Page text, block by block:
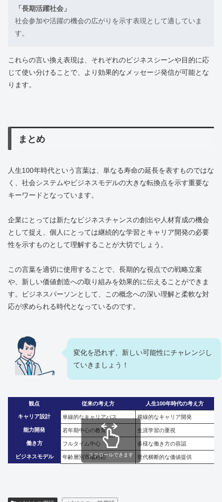
「長期活躍社会」
社会参加や活躍の機会の広がりを示す表現として適していま
す。
これらの言い換え表現は、それぞれのビジネスシーンや目的に応
じて使い分けることで、より効果的なメッセージ発信が可能とな
ります。
まとめ
人生100年時代という言葉は、単なる寿命の延長を表すものではな
く、社会システムやビジネスモデルの大きな転換点を示す重要な
キーワードとなっています。
企業にとっては新たなビジネスチャンスの創出や人材育成の機会
として捉え、個人にとっては継続的な学習とキャリア開発の必要
性を示すものとして理解することが大切でしょう。
この言葉を適切に使用することで、長期的な視点での戦略立案
や、新しい価値創造への取り組みを効果的に伝えることができま
す。ビジネスパーソンとして、この概念への深い理解と柔軟な対
応が求められる時代となっているのです。
変化を恐れず、新しい可能性にチャレンジし
ていきましょう！
観点 従来の考え方 人生100年時代の考え方
キャリア設計 単線的なキャリアパス 複線的なキャリア開発
能力開発 若年期中心の教育 生涯学習の重視
働き方 フルタイム中心 多様な働き方の容認
ビジネスモデル 年齢層別市場対応 世代横断的な価値提供
スクロールできます